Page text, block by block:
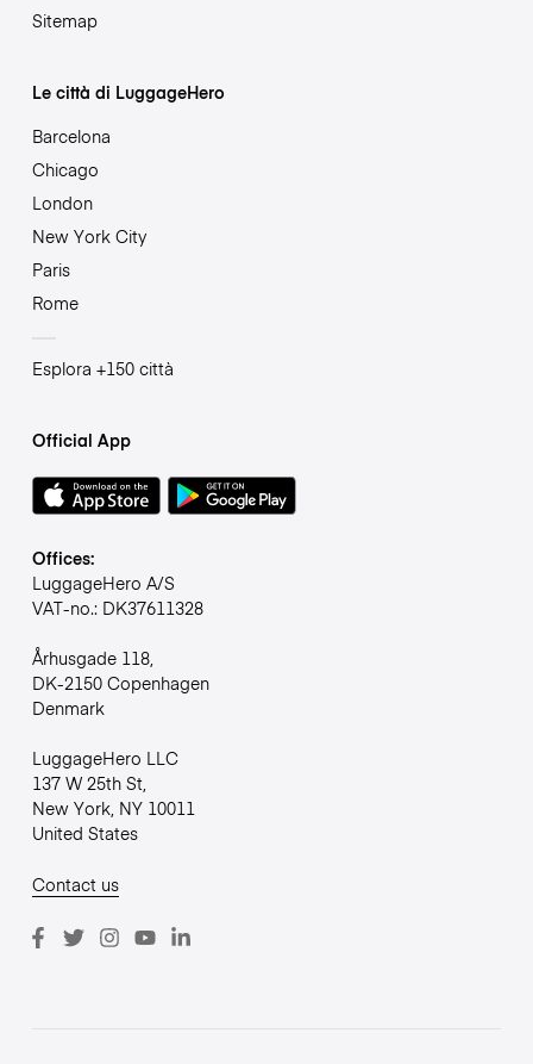
Sitemap
Le città di LuggageHero
Barcelona
Chicago
London
New York City
Paris
Rome
Esplora +150 città
Official App
Offices:
LuggageHero A/S
VAT-no.: DK37611328
Århusgade 118,
DK-2150 Copenhagen
Denmark
LuggageHero LLC
137 W 25th St,
New York, NY 10011
United States
Contact us